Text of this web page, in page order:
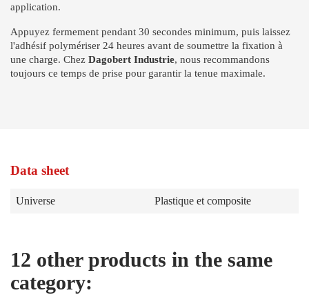
application.
Appuyez fermement pendant 30 secondes minimum, puis laissez
l'adhésif polymériser 24 heures avant de soumettre la fixation à
une charge. Chez Dagobert Industrie, nous recommandons
toujours ce temps de prise pour garantir la tenue maximale.
Data sheet
Universe Plastique et composite
12 other products in the same
category: